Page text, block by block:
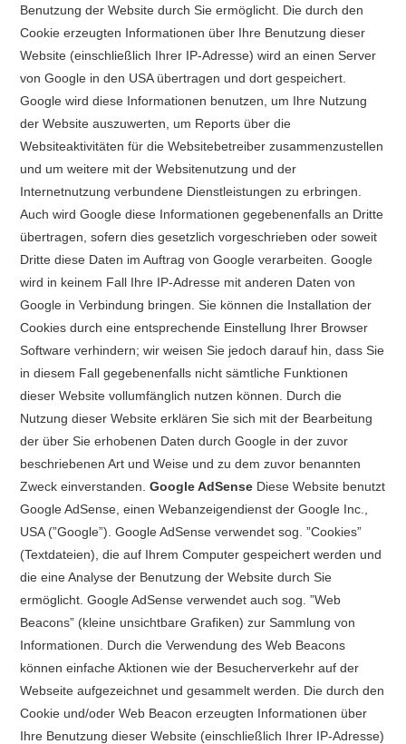
Benutzung der Website durch Sie ermöglicht. Die durch den
Cookie erzeugten Informationen über Ihre Benutzung dieser
Website (einschließlich Ihrer IP-Adresse) wird an einen Server
von Google in den USA übertragen und dort gespeichert.
Google wird diese Informationen benutzen, um Ihre Nutzung
der Website auszuwerten, um Reports über die
Websiteaktivitäten für die Websitebetreiber zusammenzustellen
und um weitere mit der Websitenutzung und der
Internetnutzung verbundene Dienstleistungen zu erbringen.
Auch wird Google diese Informationen gegebenenfalls an Dritte
übertragen, sofern dies gesetzlich vorgeschrieben oder soweit
Dritte diese Daten im Auftrag von Google verarbeiten. Google
wird in keinem Fall Ihre IP-Adresse mit anderen Daten von
Google in Verbindung bringen. Sie können die Installation der
Cookies durch eine entsprechende Einstellung Ihrer Browser
Software verhindern; wir weisen Sie jedoch darauf hin, dass Sie
in diesem Fall gegebenenfalls nicht sämtliche Funktionen
dieser Website vollumfänglich nutzen können. Durch die
Nutzung dieser Website erklären Sie sich mit der Bearbeitung
der über Sie erhobenen Daten durch Google in der zuvor
beschriebenen Art und Weise und zu dem zuvor benannten
Zweck einverstanden.Google AdSense Diese Website benutzt
Google AdSense, einen Webanzeigendienst der Google Inc.,
USA (”Google”). Google AdSense verwendet sog. ”Cookies”
(Textdateien), die auf Ihrem Computer gespeichert werden und
die eine Analyse der Benutzung der Website durch Sie
ermöglicht. Google AdSense verwendet auch sog. ”Web
Beacons” (kleine unsichtbare Grafiken) zur Sammlung von
Informationen. Durch die Verwendung des Web Beacons
können einfache Aktionen wie der Besucherverkehr auf der
Webseite aufgezeichnet und gesammelt werden. Die durch den
Cookie und/oder Web Beacon erzeugten Informationen über
Ihre Benutzung dieser Website (einschließlich Ihrer IP-Adresse)